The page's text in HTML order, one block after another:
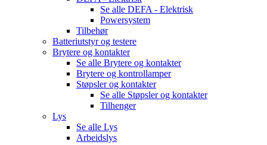
Se alle DEFA - Elektrisk
Powersystem
Tilbehør
Batteriutstyr og testere
Brytere og kontakter
Se alle Brytere og kontakter
Brytere og kontrollamper
Støpsler og kontakter
Se alle Støpsler og kontakter
Tilhenger
Lys
Se alle Lys
Arbeidslys